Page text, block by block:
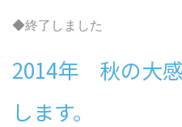
◆終了しました
2014年 秋の大
します。